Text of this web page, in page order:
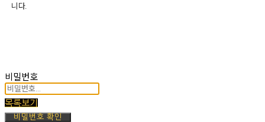
니다.
비밀번호
목록보기
비밀번호 확인